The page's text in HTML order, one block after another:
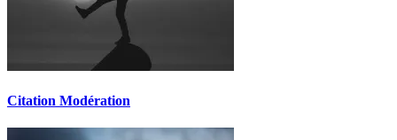
Citation Modération